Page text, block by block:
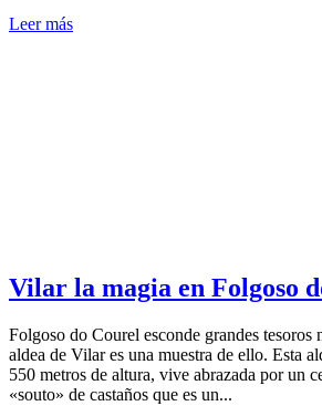
Leer más
Vilar la magia en Folgoso
Folgoso do Courel esconde grandes tesoros
aldea de Vilar es una muestra de ello. Esta
550 metros de altura, vive abrazada por un
«souto» de castaños que es un...